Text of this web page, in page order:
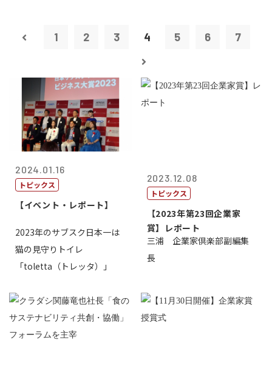
1 2 3 4 5 6 7
2024.01.16
トピックス
【イベント・レポート】
2023年のサブスク日本一は
猫の見守りトイレ
「toletta（トレッタ）」
2023.12.08
トピックス
【2023年第23回企業家
賞】レポート
三浦 企業家倶楽部副編集
長